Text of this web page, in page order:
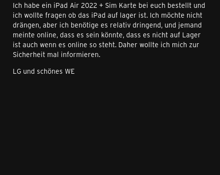
Ich habe ein iPad Air 2022 + Sim Karte bei euch bestellt und
ich wollte fragen ob das iPad auf lager ist. Ich möchte nicht
drängen, aber ich benötige es relativ dringend, und jemand
meinte online, dass es sein könnte, dass es nicht auf Lager
ist auch wenn es online so steht. Daher wollte ich mich zur
Sicherheit mal informieren.
LG und schönes WE